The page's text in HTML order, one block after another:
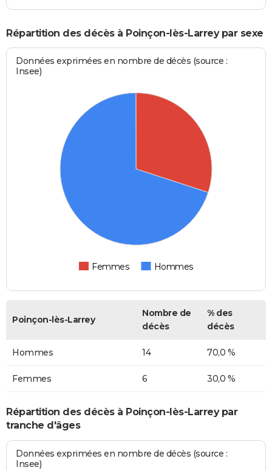
Répartition des décès à Poinçon-lès-Larrey par sexe
Données exprimées en nombre de décès (source :
Insee)
Femmes Hommes
Poinçon-lès-Larrey
Nombre de
décès
% des
décès
Hommes 14 70,0 %
Femmes 6 30,0 %
Répartition des décès à Poinçon-lès-Larrey par
tranche d'âges
Données exprimées en nombre de décès (source :
Insee)